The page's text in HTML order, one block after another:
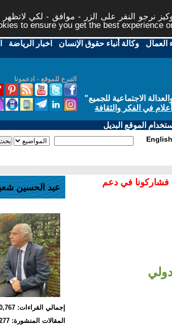
نرجو النقر على الزر - موافق - لكي لاتظهر
to ensure you get the best experience
العمال -وكالة أنباء حقوق الإنسان - اخبار الرياضة -
التبرع للموقع - ادعمونا
الاجتماعية للجميع"
في الفكر والثقافة
الموقع البديل
English
فشاركونا في دعم
عبد الحسين
إجمالي القراءات: 9,990,767
المقالات المنشورة: 2,277